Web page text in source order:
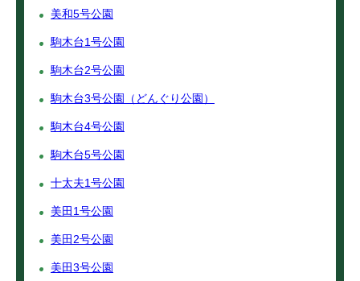
美和5号公園
駒木台1号公園
駒木台2号公園
駒木台3号公園（どんぐり公園）
駒木台4号公園
駒木台5号公園
十太夫1号公園
美田1号公園
美田2号公園
美田3号公園